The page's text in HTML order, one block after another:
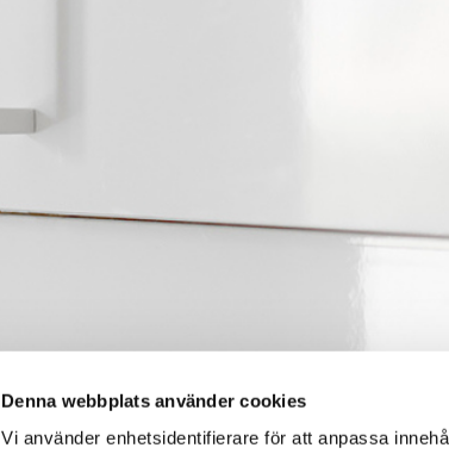
Denna webbplats använder cookies
Vi använder enhetsidentifierare för att anpassa